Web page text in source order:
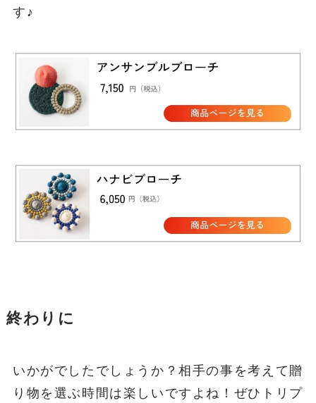
す♪
終わりに
いかがでしたでしょうか？相手の事を考えて贈
り物を選ぶ時間は楽しいですよね！ぜひトリプ